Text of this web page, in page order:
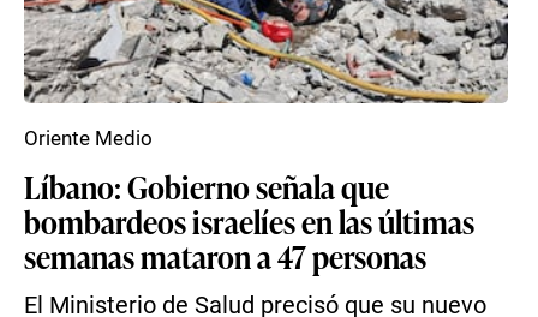
Líbano: Gobierno señala que
bombardeos israelíes en las últimas
semanas mataron a 47 personas
El Ministerio de Salud precisó que su nuevo
Oriente Medio